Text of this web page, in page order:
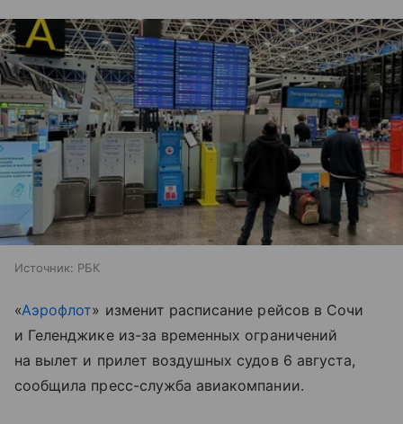
Источник: РБК
«Аэрофлот» изменит расписание рейсов в Сочи
и Геленджике из-за временных ограничений
на вылет и прилет воздушных судов 6 августа,
сообщила пресс-служба авиакомпании.